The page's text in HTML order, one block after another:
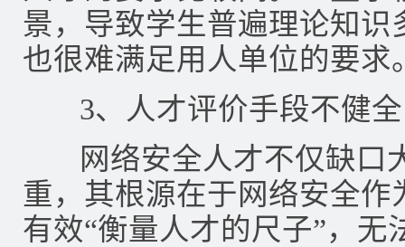
景，导致学生普遍理论知
也很难满足用人单位的要求
3、人才评价手段不健全
网络安全人才不仅缺口
重，其根源在于网络安全
有效“衡量人才的尺子”，